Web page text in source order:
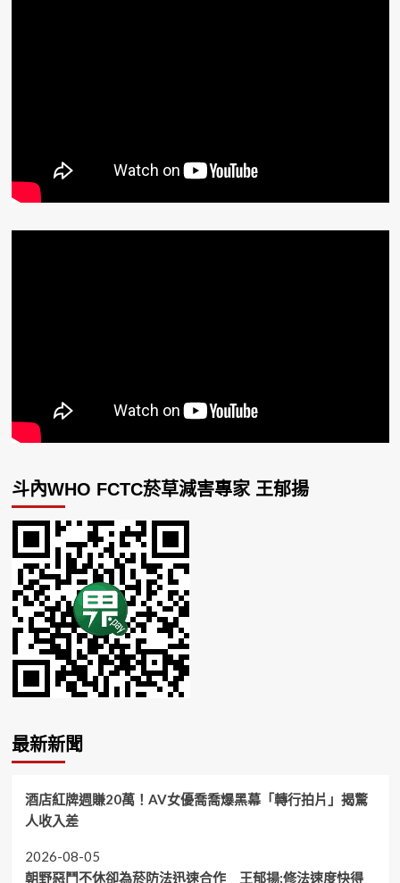
斗內WHO FCTC菸草減害專家 王郁揚
最新新聞
酒店紅牌週賺20萬！AV女優喬喬爆黑幕「轉行拍片」揭驚
人收入差
2026-08-05
朝野惡鬥不休卻為菸防法迅速合作 王郁揚:修法速度快得